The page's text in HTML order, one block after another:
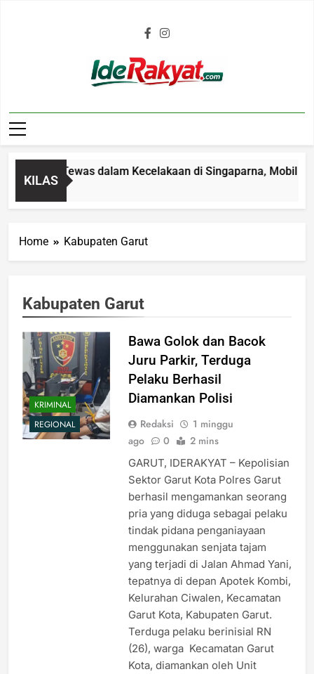
Iderakyat.com
KILAS
Tahun Tewas dalam Kecelakaan di Singaparna, Mobil
Home Kabupaten Garut
Kabupaten Garut
KRIMINAL
REGIONAL
Bawa Golok dan Bacok
Juru Parkir, Terduga
Pelaku Berhasil
Diamankan Polisi
Redaksi
1 minggu
ago
0 2 mins
GARUT, IDERAKYAT – Kepolisian
Sektor Garut Kota Polres Garut
berhasil mengamankan seorang
pria yang diduga sebagai pelaku
tindak pidana penganiayaan
menggunakan senjata tajam
yang terjadi di Jalan Ahmad Yani,
tepatnya di depan Apotek Kombi,
Kelurahan Ciwalen, Kecamatan
Garut Kota, Kabupaten Garut.
Terduga pelaku berinisial RN
(26), warga Kecamatan Garut
Kota, diamankan oleh Unit